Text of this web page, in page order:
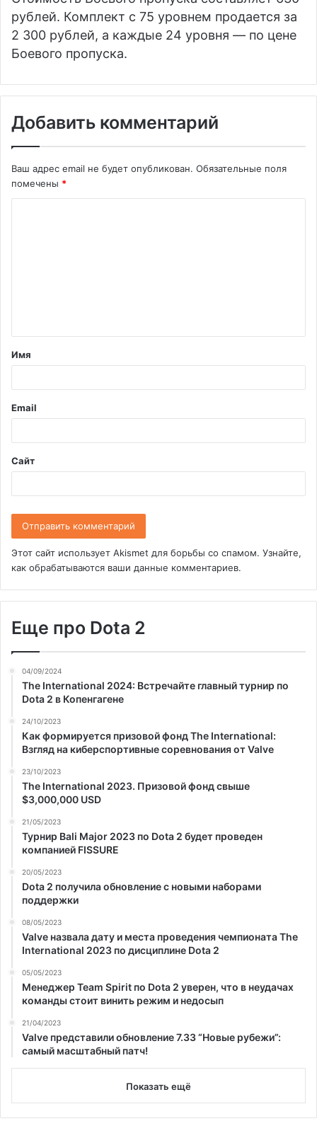
рублей. Комплект с 75 уровнем продается за
2 300 рублей, а каждые 24 уровня — по цене
Боевого пропуска.
Добавить комментарий
Ваш адрес email не будет опубликован. Обязательные поля
помечены *
т
а
й
*
Имя
Email
Сайт
Этот сайт использует Akismet для борьбы со спамом. Узнайте,
как обрабатываются ваши данные комментариев.
Еще про Dota 2
04/09/2024
The International 2024: Встречайте главный турнир по
Dota 2 в Копенгагене
24/10/2023
Как формируется призовой фонд The International:
Взгляд на киберспортивные соревнования от Valve
23/10/2023
The International 2023. Призовой фонд свыше
$3,000,000 USD
21/05/2023
Турнир Bali Major 2023 по Dota 2 будет проведен
компанией FISSURE
20/05/2023
Dota 2 получила обновление с новыми наборами
поддержки
08/05/2023
Valve назвала дату и места проведения чемпионата The
International 2023 по дисциплине Dota 2
05/05/2023
Менеджер Team Spirit по Dota 2 уверен, что в неудачах
команды стоит винить режим и недосып
21/04/2023
Valve представили обновление 7.33 “Новые рубежи”:
самый масштабный патч!
Показать ещё